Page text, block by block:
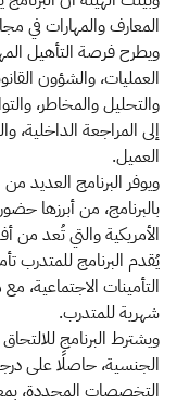
المعارف والمهارات في
ويطرح فرصة التأهيل
العمليات، والشؤون
والتحليل والمخاطر،
إلى المراجعة الداخلية،
العميل.
ويوفر البرنامج العديد من
بالبرنامج، من أبرزها
يُقدم البرنامج للمتدرب
التأمينات الاجتماعية،
شهرية للمتدرب.
ويشترط البرنامج
الجنسية، حاصلًا على